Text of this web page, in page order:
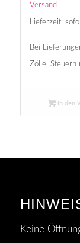
Versand
Lieferzeit:
Bei
Zölle, Steuern
In den
Keine